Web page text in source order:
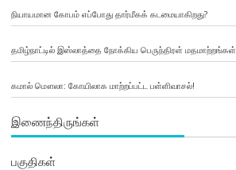
நியாயமான கோபம் எப்போது தார்மீகக் கடமையாகிறது?
தமிழ்நாட்டில் இஸ்லாத்தை நோக்கிய பெருந்திரள் மதமாற்றங்கள்
கமால் மௌலா: கோயிலாக மாற்றப்பட்ட பள்ளிவாசல்!
இணைந்திருங்கள்
பகுதிகள்